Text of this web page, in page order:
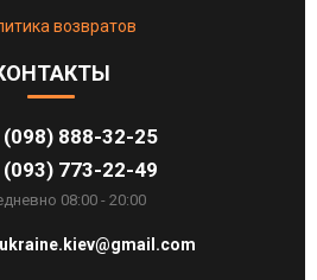
возвратов
(098) 888-32-25
(093) 773-22-49
08:00 - 20:00